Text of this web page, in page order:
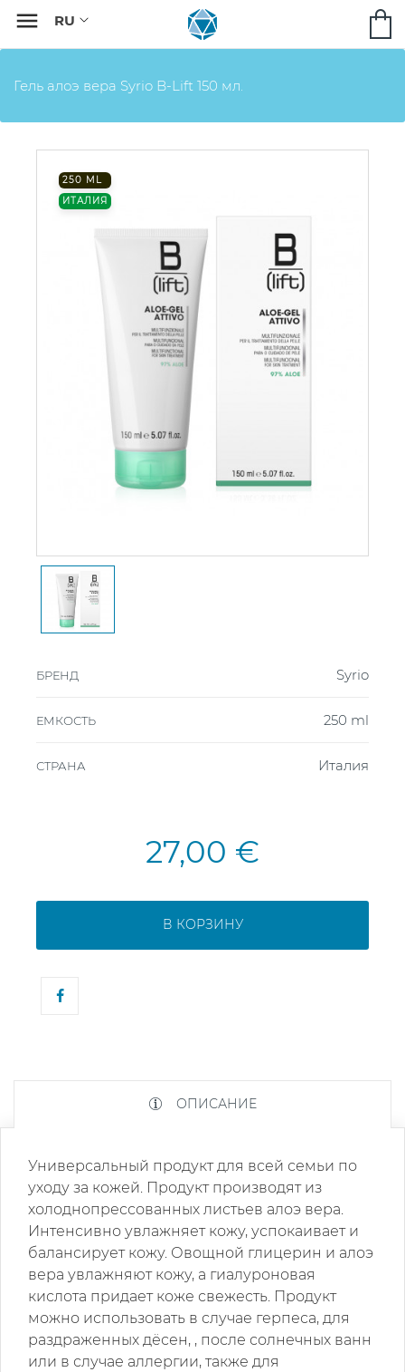

Гель алоэ вера Syrio B-Lift 150 мл.
250 ML
ИТАЛИЯ
БРЕНД Syrio
ЕМКОСТЬ 250 ml
СТРАНА Италия
27,00 €
В КОРЗИНУ
ОПИСАНИЕ
Универсальный продукт для всей семьи по
уходу за кожей. Продукт производят из
холоднопрессованных листьев алоэ вера.
Интенсивно увлажняет кожу, успокаивает и
балансирует кожу. Овощной глицерин и алоэ
вера увлажняют кожу, а гиалуроновая
кислота придает коже свежесть. Продукт
можно использовать в случае герпеса, для
раздраженных дёсен, , после солнечных ванн
или в случае аллергии, также для